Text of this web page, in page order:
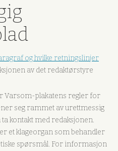
og hvilke retningslinjer
av det redaktørstyre
Varsom-plakatens regler for
seg rammet av urettmessig
kontakt med redaksjonen.
et klageorgan som behandler
spørsmål. For informasjon